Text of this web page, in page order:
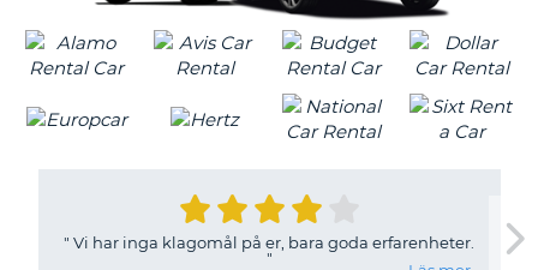
" Vi har inga klagomål på er, bara goda erfarenheter.
"